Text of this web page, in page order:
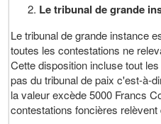
Le tribunal de grande
Le tribunal de grande instance
toutes les contestations ne
Cette disposition incluse tout
pas du tribunal de paix c'est-à-
la valeur excède 5000 Francs
contestations foncières